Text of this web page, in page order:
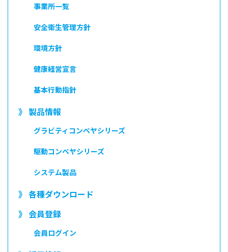
事業所一覧
安全衛生管理方針
環境方針
健康経営宣言
基本行動指針
》 製品情報
グラビティコンベヤシリーズ
駆動コンベヤシリーズ
システム製品
》 各種ダウンロード
》 会員登録
会員ログイン